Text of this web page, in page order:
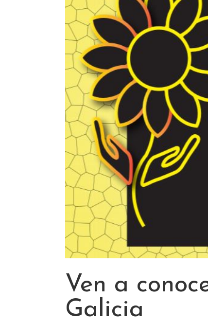
Ven a
Galicia